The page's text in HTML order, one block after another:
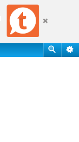
עמוד ראשי